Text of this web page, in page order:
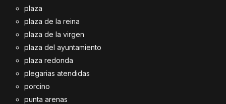
plaza
plaza de la reina
plaza de la virgen
plaza del ayuntamiento
plaza redonda
plegarias atendidas
porcino
punta arenas